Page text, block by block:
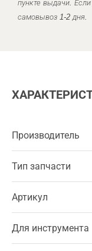
пункте выдачи.
самовывоз 1-2 дня.
Производитель
Тип запчасти
Артикул
Для инструмента